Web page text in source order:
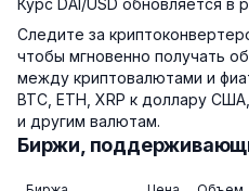
Курс DAI/USD обновляется в
Следите за
чтобы мгновенно получать
между криптовалютами и
BTC, ETH, XRP к доллару
и другим валютам.
Биржи,